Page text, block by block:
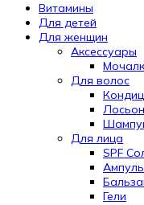
Витамины
Для детей
Для женщин
Аксессуары
Для волос
Лосьон
Для лица
SPF
Гели